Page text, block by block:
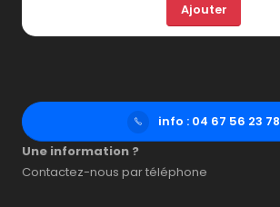
Ajouter
info : 04 67 56 23 78
Une information ?
Contactez-nous par téléphone